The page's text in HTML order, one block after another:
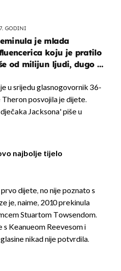
GODINI
je mlada
koju je pratilo
od milijun ljudi, dugo se
u srijedu glasnogovornik 36-
posvojila je dijete.
Jacksona' piše u
najbolje tijelo
dijete, no nije poznato s
je, naime, 2010 prekinula
Stuartom Towsendom.
s Keanueom Reevesom i
nikad nije potvrdila.